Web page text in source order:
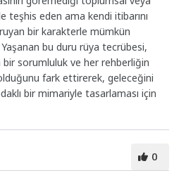
teşhis eden ama kendi itibarını
bir karakterle mümkün
Yaşanan bu duru rüya tecrübesi,
bir sorumluluk ve her rehberliğin
fark ettirerek, geleceğini
bir mimariyle tasarlaması için
0